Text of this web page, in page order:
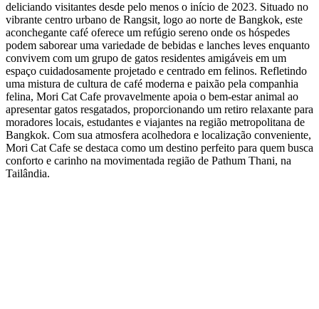
deliciando visitantes desde pelo menos o início de 2023. Situado no
vibrante centro urbano de Rangsit, logo ao norte de Bangkok, este
aconchegante café oferece um refúgio sereno onde os hóspedes
podem saborear uma variedade de bebidas e lanches leves enquanto
convivem com um grupo de gatos residentes amigáveis em um
espaço cuidadosamente projetado e centrado em felinos. Refletindo
uma mistura de cultura de café moderna e paixão pela companhia
felina, Mori Cat Cafe provavelmente apoia o bem-estar animal ao
apresentar gatos resgatados, proporcionando um retiro relaxante para
moradores locais, estudantes e viajantes na região metropolitana de
Bangkok. Com sua atmosfera acolhedora e localização conveniente,
Mori Cat Cafe se destaca como um destino perfeito para quem busca
conforto e carinho na movimentada região de Pathum Thani, na
Tailândia.